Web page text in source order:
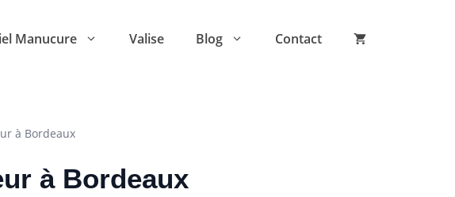
Manucure Valise Blog Contact
à Bordeaux
à Bordeaux